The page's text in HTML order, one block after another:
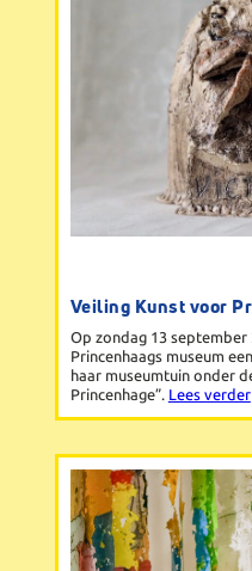
Veiling Kunst voor
Op zondag 13
Princenhaags museum
haar museumtuin onder
Princenhage”. Lees verder